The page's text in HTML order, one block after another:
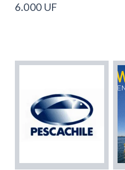
6.000 UF